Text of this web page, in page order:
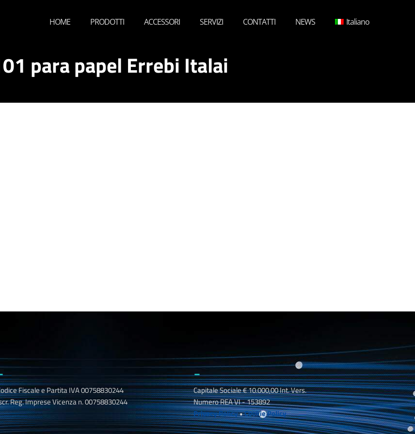
HOME PRODOTTI ACCESSORI SERVIZI CONTATTI NEWS Italiano
para papel Errebi Italai
Fiscale e Partita IVA 00758830244
Reg. Imprese Vicenza n. 00758830244
_
Capitale Sociale € 10.000,00 Int. Vers.
Numero REA VI - 153892
Privacy Policy•Cookie Policy